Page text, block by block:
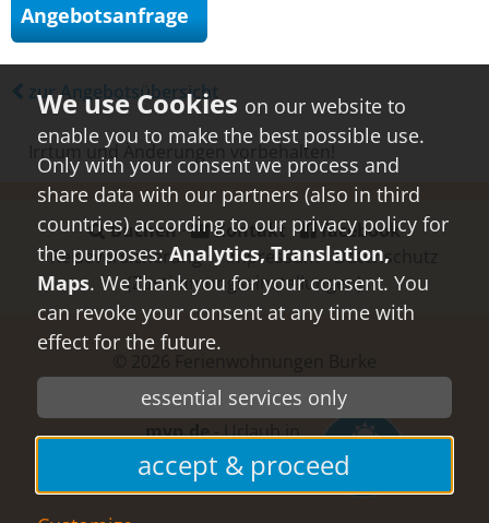
Angebotsanfrage
zur Angebotsübersicht
Irrtum und Änderungen vorbehalten!
mvp.de- Urlaub in
Mecklenburg-
Vorpommern
Buchen ⋅ Kontakt ⋅
facebook
Reiseversicherung ⋅⋅Impressum⋅Datenschutz
(Zustimmungseinstellungen)
on our website to
enable you to make the best possible use.
Only with your consent we process and
share data with our partners (also in third
countries) according to our privacy policy for
the purposes: Analytics, Translation,
Maps. We thank you for your consent. You
can revoke your consent at any time with
effect for the future.
essential services only
accept & proceed